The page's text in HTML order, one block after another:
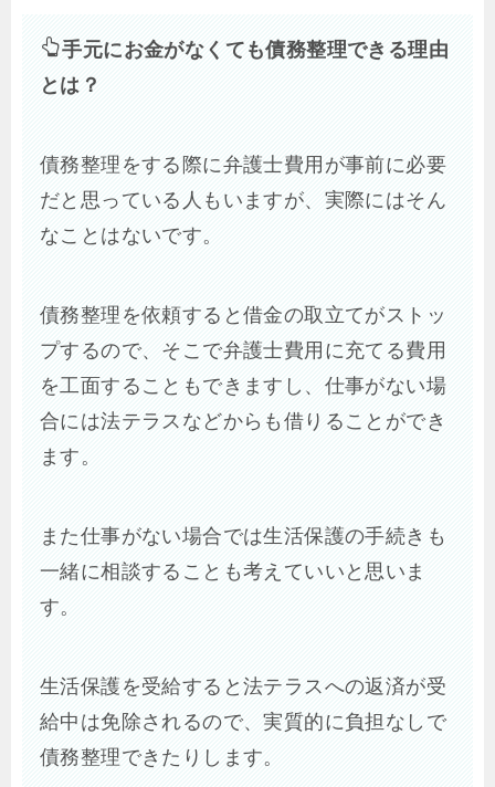
手元にお金がなくても債務整理できる理由
とは？
債務整理をする際に弁護士費用が事前に必要
だと思っている人もいますが、実際にはそん
なことはないです。
債務整理を依頼すると借金の取立てがストッ
プするので、そこで弁護士費用に充てる費用
を工面することもできますし、仕事がない場
合には法テラスなどからも借りることができ
ます。
また仕事がない場合では生活保護の手続きも
一緒に相談することも考えていいと思いま
す。
生活保護を受給すると法テラスへの返済が受
給中は免除されるので、実質的に負担なしで
債務整理できたりします。